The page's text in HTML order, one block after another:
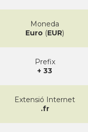
Moneda
Euro (EUR)
Prefix
+ 33
Extensió Internet
.fr